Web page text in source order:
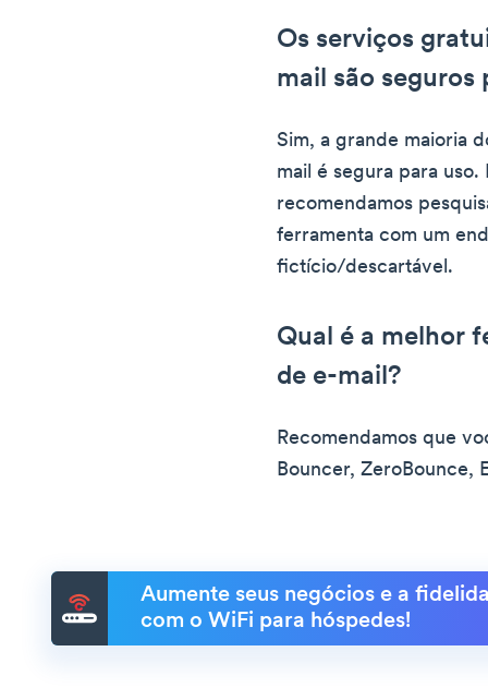
Os serviços
mail são seguros
Sim, a grande maioria
mail é segura para
recomendamos
ferramenta com um
fictício/descartável.
Qual é a melhor
de e-mail?
Recomendamos que
Bouncer, ZeroBounce,
Aumente seus negócios e a
com o WiFi para hóspedes!